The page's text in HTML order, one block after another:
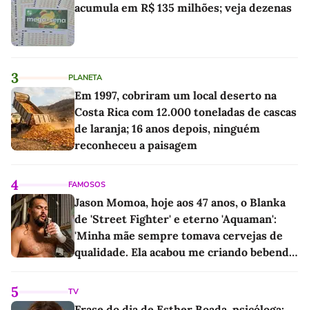
acumula em R$ 135 milhões; veja dezenas
3 PLANETA
Em 1997, cobriram um local deserto na
Costa Rica com 12.000 toneladas de cascas
de laranja; 16 anos depois, ninguém
reconheceu a paisagem
4 FAMOSOS
Jason Momoa, hoje aos 47 anos, o Blanka
de 'Street Fighter' e eterno 'Aquaman':
'Minha mãe sempre tomava cervejas de
qualidade. Ela acabou me criando bebendo
5 TV